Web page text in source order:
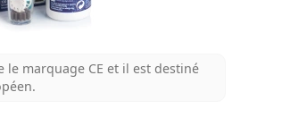
le marquage CE et il est destiné